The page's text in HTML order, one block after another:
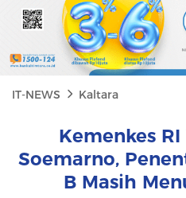
IT-NEWS Kaltara
Kemenkes
Soemarno,
B Masih